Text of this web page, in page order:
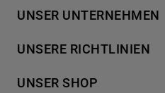
Händlersuche
Häufige Fragen
Kontakt
UNSER UNTERNEHMEN
Für Händler
Karriere
UNSERE RICHTLINIEN
Cookies
UNSER SHOP